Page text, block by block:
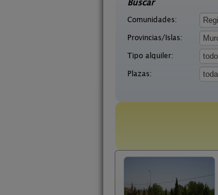
Buscar
Comunidades:
Provincias/Islas:
Tipo alquiler:
Plazas: